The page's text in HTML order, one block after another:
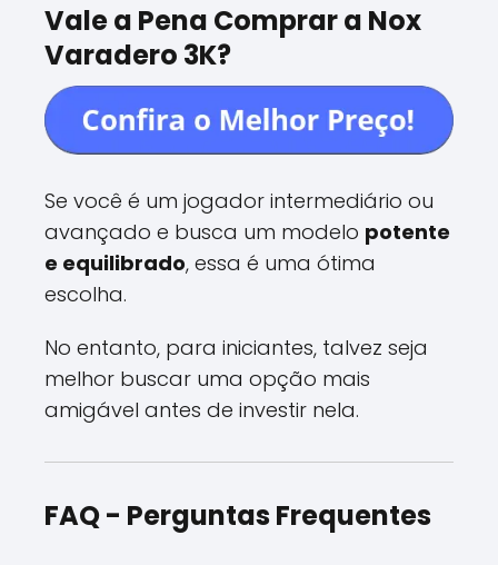
Vale a Pena Comprar a Nox
Varadero 3K?
Se você é um jogador intermediário ou
avançado e busca um modelo potente
e equilibrado, essa é uma ótima
escolha.
No entanto, para iniciantes, talvez seja
melhor buscar uma opção mais
amigável antes de investir nela.
FAQ - Perguntas Frequentes